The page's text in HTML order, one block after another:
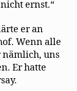
ernst.“
er an
Wenn alle
nämlich, uns
Er hatte